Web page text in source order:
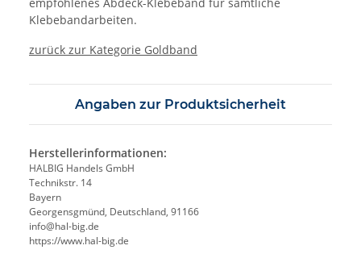
Klebebandarbeiten.
zurück zur Kategorie Goldband
Angaben zur Produktsicherheit
Herstellerinformationen:
HALBIG Handels GmbH
Technikstr. 14
Bayern
Georgensgmünd, Deutschland, 91166
info@hal-big.de
https://www.hal-big.de